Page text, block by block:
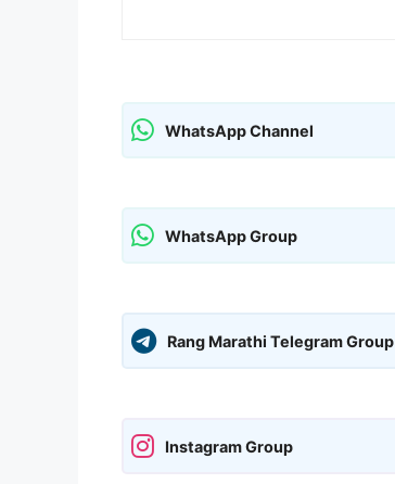
WhatsApp Channel
WhatsApp Group
Rang Marathi Telegram Group
Instagram Group